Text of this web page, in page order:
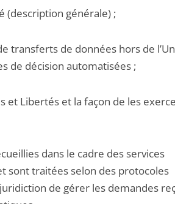
(description générale) ;
transferts de données hors de
de décision automatisées ;
et Libertés et la façon de les
dans le cadre des services
sont traitées selon des protocoles
de gérer les demandes